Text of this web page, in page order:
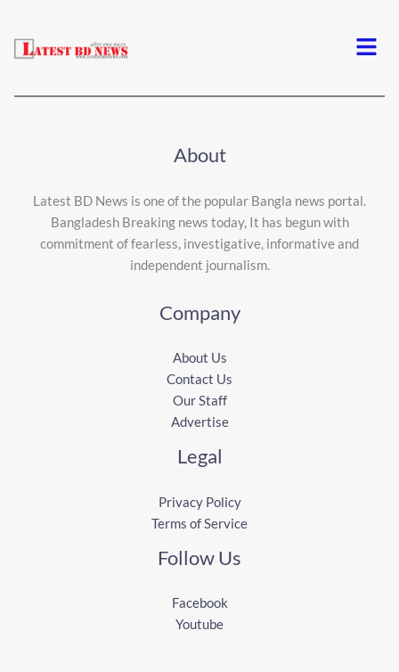
Menu
About
Latest BD News is one of the popular Bangla news portal.
Bangladesh Breaking news today, It has begun with
commitment of fearless, investigative, informative and
independent journalism.
Company
About Us
Contact Us
Our Staff
Advertise
Legal
Privacy Policy
Terms of Service
Follow Us
Facebook
Youtube